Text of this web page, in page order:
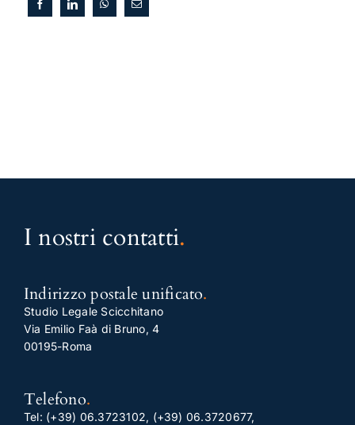
I nostri contatti.
Indirizzo postale unificato.
Studio Legale Scicchitano
Via Emilio Faà di Bruno, 4
00195-Roma
Telefono.
Tel: (+39) 06.3723102, (+39) 06.3720677,